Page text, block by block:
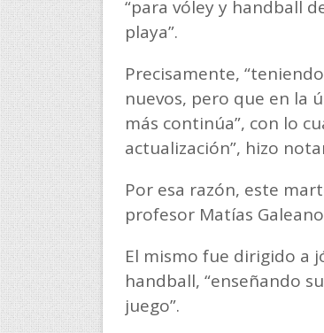
“para vóley y handball
playa”.
Precisamente,
nuevos, pero que en la
más continúa”, con lo
actualización”, hizo
Por esa razón, este
profesor Matías
El mismo fue dirigido a
handball, “enseñando
juego”.